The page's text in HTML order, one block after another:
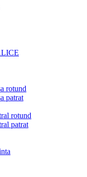
rotund
patrat
rotund
patrat